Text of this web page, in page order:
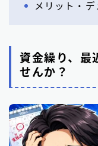
メリット・デ
資金繰り、最
せんか？